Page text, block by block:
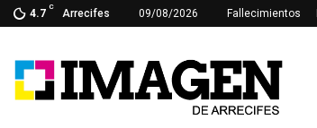
4.7
C
Arrecifes 09/08/2026 Fallecimientos